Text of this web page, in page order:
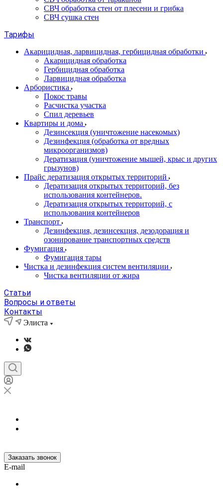
СВЧ обработка стен от плесени и грибка
СВЧ сушка стен
Тарифы
Акарицидная, ларвицидная, гербицидная обработки
Акарицидная обработка
Гербицидная обработка
Ларвицидная обработка
Арбористика
Покос травы
Расчистка участка
Спил деревьев
Квартиры и дома
Дезинсекция (уничтожение насекомых)
Дезинфекция (обработка от вредных
микроорганизмов)
Дератизация (уничтожение мышей, крыс и других
грызунов)
Прайс дератизация открытых территорий
Дератизация открытых территорий, без
использования контейнеров.
Дератизация открытых территорий, с
использования контейнеров
Транспорт
Дезинфекция, дезинсекция, дезодорация и
озонирование транспортных средств
Фумигация
Фумигация тары
Чистка и дезинфекция систем вентиляции
Чистка вентиляции от жира
Статьи
Вопросы и ответы
Контакты
Элиста
Заказать звонок
E-mail